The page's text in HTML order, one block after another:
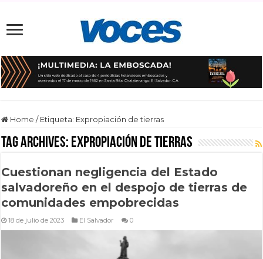
Home / Etiqueta: Expropiación de tierras
Tag Archives: Expropiación de tierras
Cuestionan negligencia del Estado
salvadoreño en el despojo de tierras de
comunidades empobrecidas
18 de julio de 2023 El Salvador 0